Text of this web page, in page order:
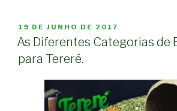
PUBLICADO
EM
19 DE JUNHO DE 2017
As Diferentes Categorias de
para Tereré.